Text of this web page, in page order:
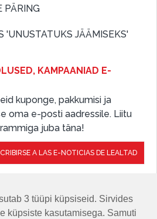
3 tüüpi küpsiseid. Sirvides
küpsiste kasutamisega. Samuti
PÄRING
'UNUSTATUKS JÄÄMISEKS'
KAMPAANIAD E-
kuponge, pakkumisi ja
oma e-posti aadressile. Liitu
juba täna!
A LAS E-NOTICIAS DE LEALTAD
SOTSIAALMEEDIAS